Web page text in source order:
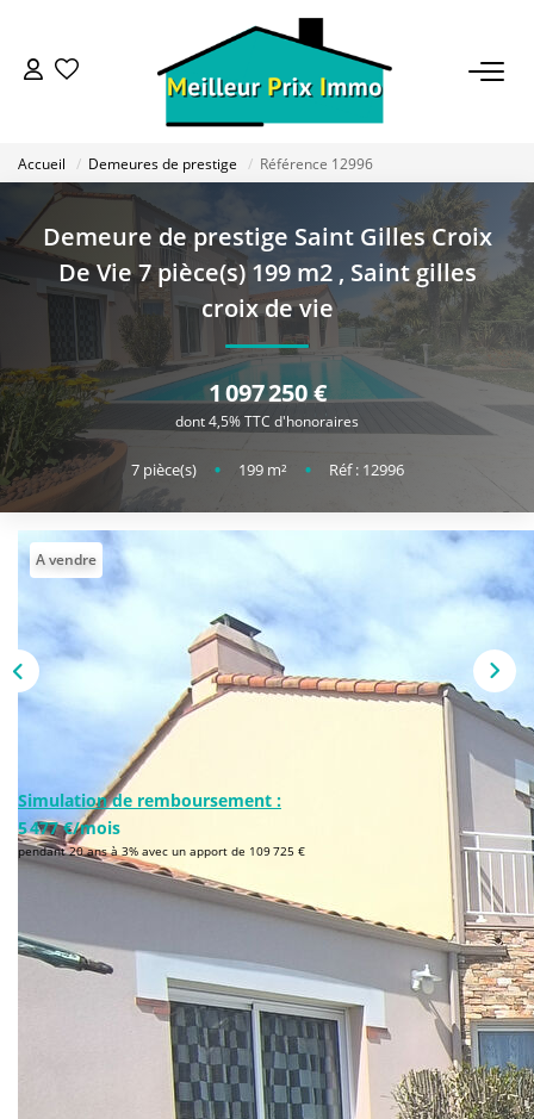
ACHETER
LOUER
VENDRE
ESTIMER
BAILLEUR
FONDS DE COMMERCE
Qui Sommes-Nous
L’équipe
Nous Rejoindre
Accueil Demeures de prestige Référence 12996
Demeure de prestige Saint Gilles Croix
De Vie 7 pièce(s) 199 m2 , Saint gilles
croix de vie
1 097 250 €
dont 4,5% TTC d'honoraires
7pièce(s) • 199m² • Réf : 12996
A vendre
Simulation de remboursement :
5 477 €/mois
pendant 20 ans à 3% avec un apport de 109 725 €
Description
Cette maison d'architecte de 199 m2 habitables, bâtit en
2005 sur un terrain entièrement clos de 1200 m2 dans
un quartier calme et recherché avec de beaux volumes